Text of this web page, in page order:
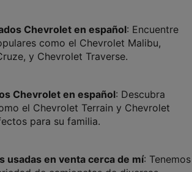
Chevrolet en español: Encuentre
como el Chevrolet Malibu,
y Chevrolet Traverse.
Chevrolet en español: Descubra
el Chevrolet Terrain y Chevrolet
para su familia.
usadas en venta cerca de mí: Tenemos